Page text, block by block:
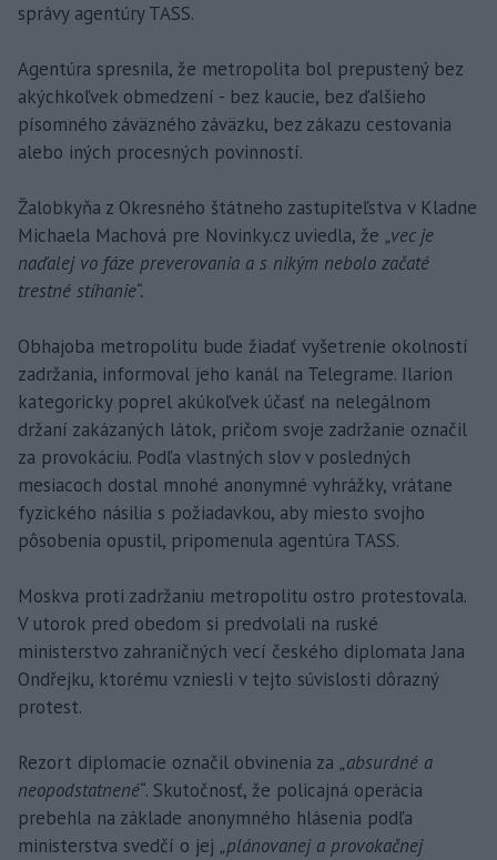
správy agentúry TASS.
Agentúra spresnila, že metropolita bol prepustený bez
akýchkoľvek obmedzení - bez kaucie, bez ďalšieho
písomného záväzného záväzku, bez zákazu cestovania
alebo iných procesných povinností.
Žalobkyňa z Okresného štátneho zastupiteľstva v Kladne
Michaela Machová pre Novinky.cz uviedla, že „vec je
naďalej vo fáze preverovania a s nikým nebolo začaté
trestné stíhanie“.
Obhajoba metropolitu bude žiadať vyšetrenie okolností
zadržania, informoval jeho kanál na Telegrame. Ilarion
kategoricky poprel akúkoľvek účasť na nelegálnom
držaní zakázaných látok, pričom svoje zadržanie označil
za provokáciu. Podľa vlastných slov v posledných
mesiacoch dostal mnohé anonymné vyhrážky, vrátane
fyzického násilia s požiadavkou, aby miesto svojho
pôsobenia opustil, pripomenula agentúra TASS.
Moskva proti zadržaniu metropolitu ostro protestovala.
V utorok pred obedom si predvolali na ruské
ministerstvo zahraničných vecí českého diplomata Jana
Ondřejku, ktorému vzniesli v tejto súvislosti dôrazný
protest.
Rezort diplomacie označil obvinenia za „absurdné a
neopodstatnené“. Skutočnosť, že policajná operácia
prebehla na základe anonymného hlásenia podľa
ministerstva svedčí o jej „plánovanej a provokačnej